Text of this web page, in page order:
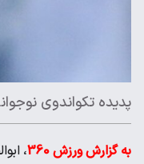
پدیده تکواندوی
به گزارش ورزش 360
،